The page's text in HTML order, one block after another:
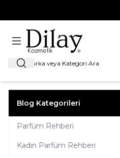
Ara
Blog Kategorileri
Parfüm Rehberi
Kadın Parfüm Rehberi